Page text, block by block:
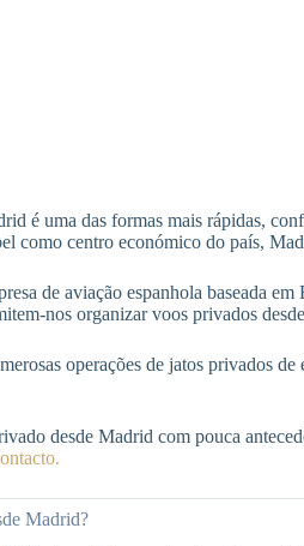
é uma das formas mais rápidas,
como centro económico do país,
de aviação espanhola baseada
nos organizar voos privados
operações de jatos privados
desde Madrid com pouca
Madrid?